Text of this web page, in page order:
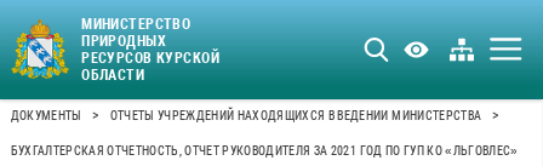
МИНИСТЕРСТВО
ПРИРОДНЫХ
РЕСУРСОВ КУРСКОЙ
ОБЛАСТИ
ДОКУМЕНТЫ > ОТЧЕТЫ УЧРЕЖДЕНИЙ НАХОДЯЩИХСЯ В ВЕДЕНИИ МИНИСТЕРСТВА >
БУХГАЛТЕРСКАЯ ОТЧЕТНОСТЬ, ОТЧЕТ РУКОВОДИТЕЛЯ ЗА 2021 ГОД ПО ГУП КО «ЛЬГОВЛЕС»